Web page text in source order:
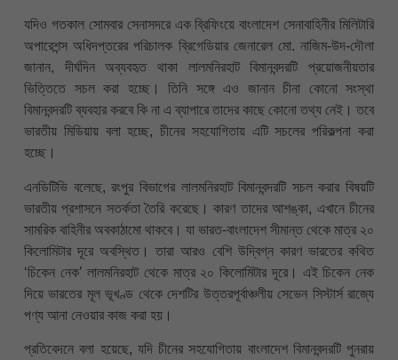
যদিও গতকাল সোমবার সেনাসদরে এক ব্রিফিংয়ে বাংলাদেশ সেনাবাহিনীর মিলিটারি
অপারেশন্স অধিদপ্তরের পরিচালক ব্রিগেডিয়ার জেনারেল মো. নাজিম-উদ-দৌলা
জানান, দীর্ঘদিন অব্যবহৃত থাকা লালমনিরহাট বিমানবন্দরটি প্রয়োজনীয়তার
ভিত্তিতে সচল করা হচ্ছে। তিনি সঙ্গে এও জানান চীনা কোনো সংস্থা
বিমানবন্দরটি ব্যবহার করবে কি না এ ব্যাপারে তাদের কাছে কোনো তথ্য নেই। তবে
ভারতীয় মিডিয়ায় বলা হচ্ছে, চীনের সহযোগিতায় এটি সচলের পরিকল্পনা করা
হচ্ছে।
এনডিটিভি বলেছে, রংপুর বিভাগের লালমনিরহাট বিমানবন্দরটি সচল করার বিষয়টি
ভারতীয় প্রশাসনে সতর্কতা তৈরি করেছে। কারণ তাদের আশঙ্কা, এখানে চীনের
সামরিক বাহিনীর অবকাঠামো থাকবে। যা ভারত-বাংলাদেশ সীমান্ত থেকে মাত্র ২০
কিলোমিটার দূরে অবস্থিত। তারা আরও বেশি উদ্বিগ্ন কারণ ভারতের কথিত
‘চিকেন নেক’ লালমনিরহাট থেকে মাত্র ২০ কিলোমিটার দূরে। এই চিকেন নেক
দিয়ে ভারতের মূল ভূখণ্ড থেকে দেশটির উত্তরপূর্বাঞ্চলীয় সেভেন সিস্টার্স রাজ্যে
পণ্য আনা নেওয়ার কাজ করা হয়।
প্রতিবেদনে বলা হয়েছে, যদি চীনের সহযোগিতায় বাংলাদেশ বিমানবন্দরটি পুনরায়